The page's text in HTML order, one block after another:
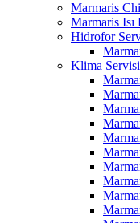
Marmaris
Marmaris Isı
Hidrofor
Klima Servisi